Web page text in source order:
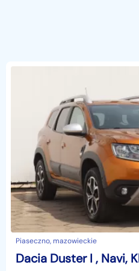
Piaseczno, mazowieckie